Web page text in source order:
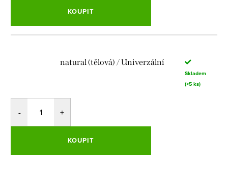
KOUPIT
natural (tělová) / Univerzální
Skladem
(>5 ks)
KOUPIT